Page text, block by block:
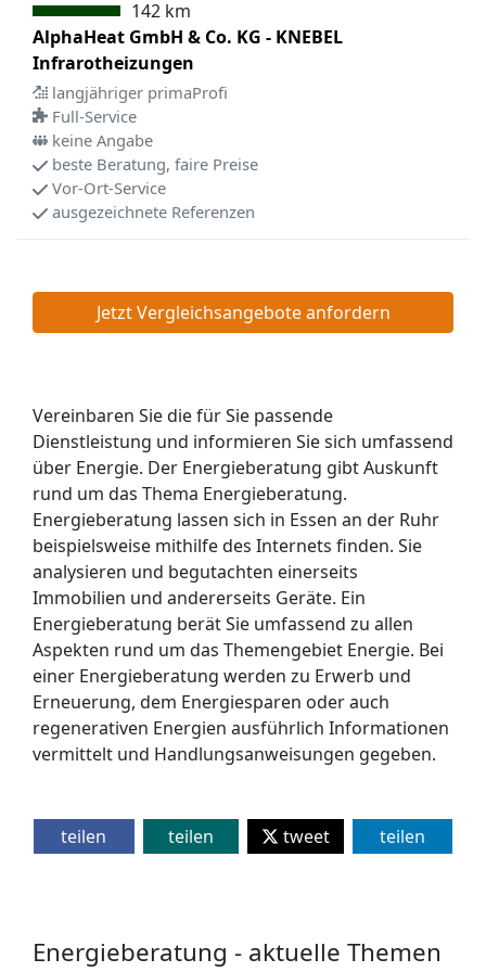
142 km
AlphaHeat GmbH & Co. KG - KNEBEL
Infrarotheizungen
langjähriger primaProfi
Full-Service
keine Angabe
beste Beratung, faire Preise
Vor-Ort-Service
ausgezeichnete Referenzen
Jetzt Vergleichsangebote anfordern
Vereinbaren Sie die für Sie passende
Dienstleistung und informieren Sie sich umfassend
über Energie. Der Energieberatung gibt Auskunft
rund um das Thema Energieberatung.
Energieberatung lassen sich in Essen an der Ruhr
beispielsweise mithilfe des Internets finden. Sie
analysieren und begutachten einerseits
Immobilien und andererseits Geräte. Ein
Energieberatung berät Sie umfassend zu allen
Aspekten rund um das Themengebiet Energie. Bei
einer Energieberatung werden zu Erwerb und
Erneuerung, dem Energiesparen oder auch
regenerativen Energien ausführlich Informationen
vermittelt und Handlungsanweisungen gegeben.
teilen teilen tweet teilen
Energieberatung - aktuelle Themen